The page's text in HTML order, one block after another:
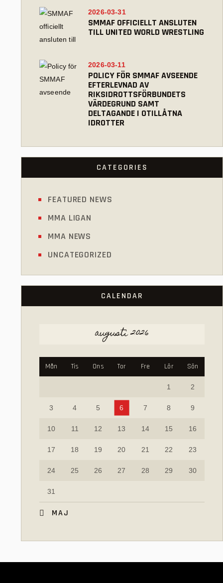
SMMAF OFFICIELLT ANSLUTEN
TILL UNITED WORLD WRESTLING
2026-03-31
POLICY FÖR SMMAF AVSEENDE
EFTERLEVNAD AV
RIKSIDROTTSFÖRBUNDETS
VÄRDEGRUND SAMT
DELTAGANDE I OTILLÅTNA
IDROTTER
2026-03-11
CATEGORIES
FEATURED NEWS
MMA LIGAN
MMA NEWS
UNCATEGORIZED
CALENDAR
augusti 2026
Mån Tis Ons Tor Fre Lör Sön
1 2
3 4 5 6 7 8 9
10 11 12 13 14 15 16
17 18 19 20 21 22 23
24 25 26 27 28 29 30
31
« MAJ